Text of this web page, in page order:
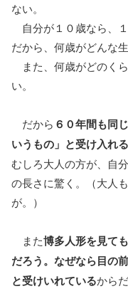
ない。
自分が１０歳なら、
だから、何歳がどんな
また、何歳がどのく
い。
だから ６０年間も同
いうもの」と受け入れ
むしろ大人の方が、自
の長さに驚く。（大人
が。）
また博多人形を見て
だろう。なぜなら目の
と受けいれているからだ